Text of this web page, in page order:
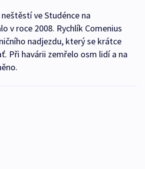
ve Studénce na
v roce 2008. Rychlík Comenius
nadjezdu, který se krátce
Při havárii zemřelo osm lidí a na